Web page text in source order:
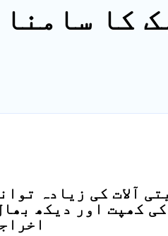
کا
آلات کی زیادہ
کی کھپت اور دیکھ